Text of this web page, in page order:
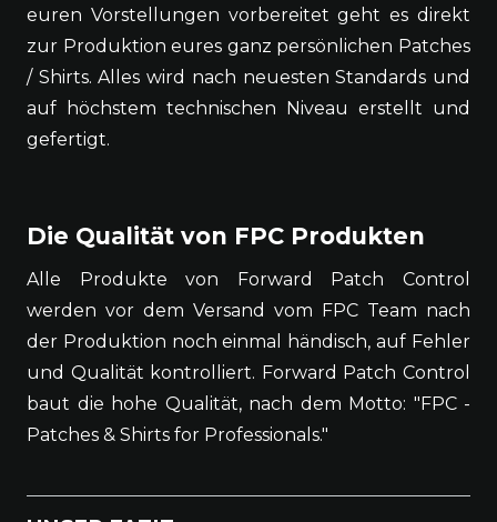
euren Vorstellungen vorbereitet geht es direkt
zur Produktion eures ganz persönlichen Patches
/ Shirts. Alles wird nach neuesten Standards und
auf höchstem technischen Niveau erstellt und
gefertigt.
Die Qualität von FPC Produkten
Alle Produkte von Forward Patch Control
werden vor dem Versand vom FPC Team nach
der Produktion noch einmal händisch, auf Fehler
und Qualität kontrolliert. Forward Patch Control
baut die hohe Qualität, nach dem Motto: "FPC -
Patches & Shirts for Professionals."